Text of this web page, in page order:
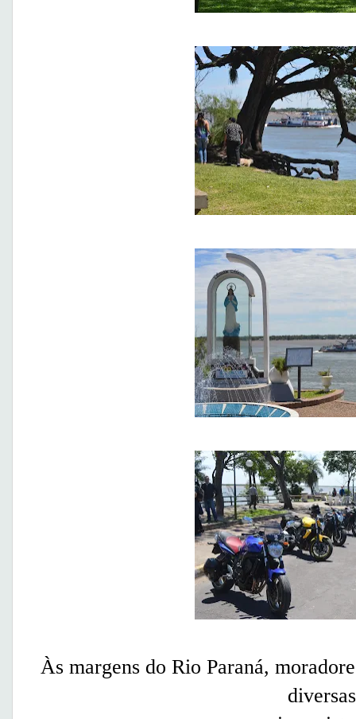
Às margens do Rio Paraná,
diversas